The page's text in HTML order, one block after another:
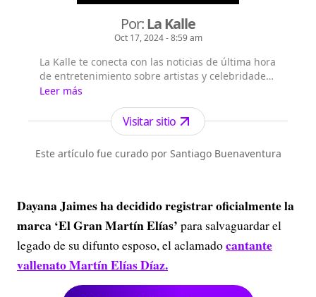
Por:La Kalle
Oct 17, 2024 - 8:59 am
La Kalle te conecta con las noticias de última hora
de entretenimiento sobre artistas y celebridades,
información de servicio y lo mejor de la música.n
Leer más
Visitar sitio
Este artículo fue curado por Santiago Buenaventura
Dayana Jaimes ha decidido registrar oficialmente la
marca ‘El Gran Martín Elías’ para salvaguardar el
legado de su difunto esposo, el aclamadocantante
vallenato Martín Elías Díaz.